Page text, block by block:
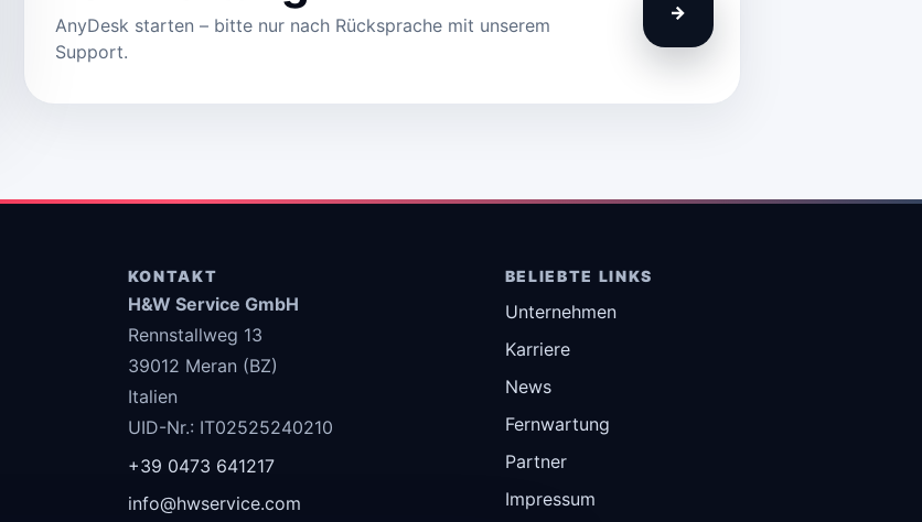
AnyDesk starten – bitte nur nach Rücksprache mit unserem
Support.
→
KONTAKT
H&W Service GmbH
Rennstallweg 13
39012 Meran (BZ)
Italien
UID-Nr.: IT02525240210
+39 0473 641217
info@hwservice.com
BELIEBTE LINKS
Unternehmen
Karriere
News
Fernwartung
Partner
Impressum